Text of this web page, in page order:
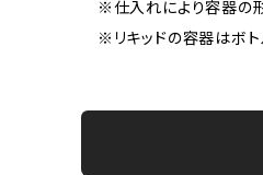
※仕入れにより容器の
※リキッドの容器はボ